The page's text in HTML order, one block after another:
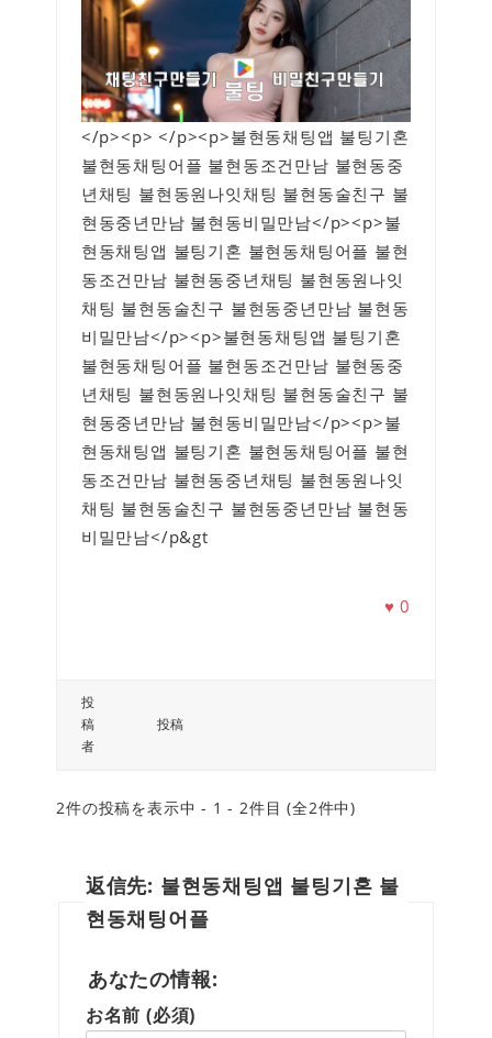
</p><p> </p><p>불현동채팅앱 불팅기혼
불현동채팅어플 불현동조건만남 불현동중
년채팅 불현동원나잇채팅 불현동술친구 불
현동중년만남 불현동비밀만남</p><p>불
현동채팅앱 불팅기혼 불현동채팅어플 불현
동조건만남 불현동중년채팅 불현동원나잇
채팅 불현동술친구 불현동중년만남 불현동
비밀만남</p><p>불현동채팅앱 불팅기혼
불현동채팅어플 불현동조건만남 불현동중
년채팅 불현동원나잇채팅 불현동술친구 불
현동중년만남 불현동비밀만남</p><p>불
현동채팅앱 불팅기혼 불현동채팅어플 불현
동조건만남 불현동중년채팅 불현동원나잇
채팅 불현동술친구 불현동중년만남 불현동
비밀만남</p&gt
♥0
投
稿
者
投稿
2件の投稿を表示中 - 1 - 2件目 (全2件中)
返信先: 불현동채팅앱 불팅기혼 불
현동채팅어플
あなたの情報:
お名前 (必須)